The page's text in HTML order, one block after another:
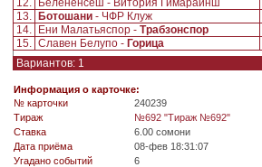
12.
Белененсеш - Витория Гимарайнш
13.
Ботошани - ЧФР Клуж
14.
Ени Малатьяспор - Трабзонспор
15. Славен Белупо - Горица
Вариантов: 1
Информация о карточке:
№ карточки
240239
Tираж
№692 "Тираж №692"
Ставка
6.00 сомони
Дата приёма
08-фев 18:31:07
Угадано событий
6